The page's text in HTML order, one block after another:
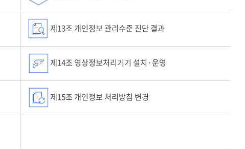
제13조 개인정보 관리수준 진단 결과
제14조 영상정보처리기기 설치·운영
제15조 개인정보 처리방침 변경